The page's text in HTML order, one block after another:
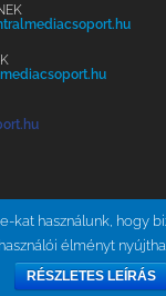
kat használunk, hogy
élményt
RÉSZLETES LEÍRÁS